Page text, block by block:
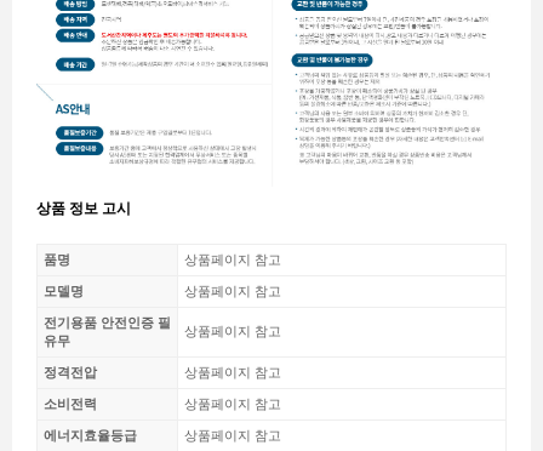
상품 정보 고시
품명 상품페이지 참고
모델명 상품페이지 참고
전기용품 안전인증 필
유무
상품페이지 참고
정격전압 상품페이지 참고
소비전력 상품페이지 참고
에너지효율등급 상품페이지 참고